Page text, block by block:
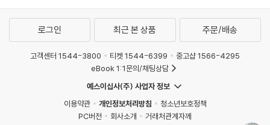
로그인 최근 본 상품 주문/배송
고객센터 1544-3800 티켓 1544-6399
중고샵 1566-4295
eBook 1:1문의/채팅상담
예스이십사(주) 사업자 정보
이용약관
개인정보처리방침
청소년보호정책
PC버전
회사소개
거래처관계자께